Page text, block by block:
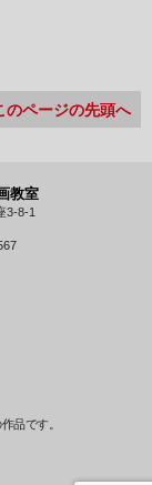
のページの先頭へ
教室
3-8-1
品です。